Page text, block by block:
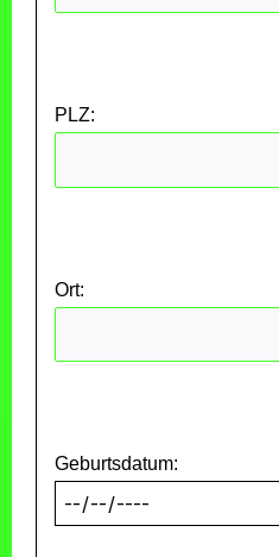
PLZ:
Ort:
Geburtsdatum: